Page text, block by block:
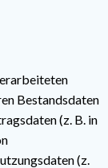
Bestandsdaten
(z. B. in
(z.